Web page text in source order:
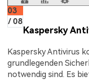
03
/ 08
Kaspersky
Kaspersky Antivirus
grundlegenden
notwendig sind. Es